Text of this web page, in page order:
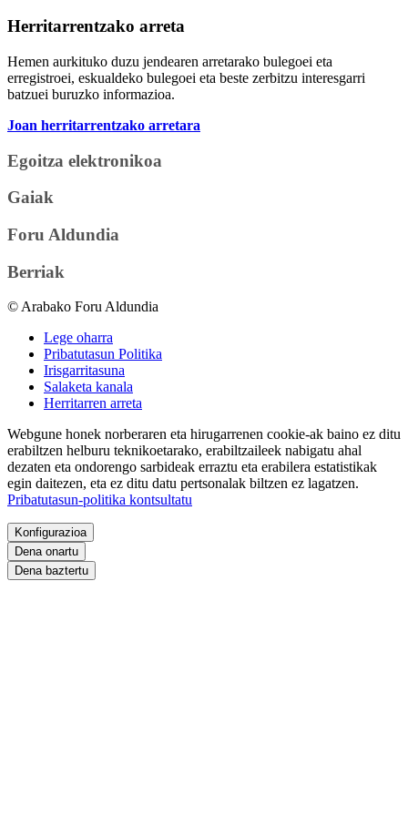
Herritarrentzako arreta
Hemen aurkituko duzu jendearen arretarako bulegoei eta
erregistroei, eskualdeko bulegoei eta beste zerbitzu interesgarri
batzuei buruzko informazioa.
Joan herritarrentzako arretara
Egoitza elektronikoa
Gaiak
Foru Aldundia
Berriak
© Arabako Foru Aldundia
Lege oharra
Pribatutasun Politika
Irisgarritasuna
Salaketa kanala
Herritarren arreta
Webgune honek norberaren eta hirugarrenen cookie-ak baino ez ditu
erabiltzen helburu teknikoetarako, erabiltzaileek nabigatu ahal
dezaten eta ondorengo sarbideak erraztu eta erabilera estatistikak
egin daitezen, eta ez ditu datu pertsonalak biltzen ez lagatzen.
Pribatutasun-politika kontsultatu
Konfigurazioa
Dena onartu
Dena baztertu